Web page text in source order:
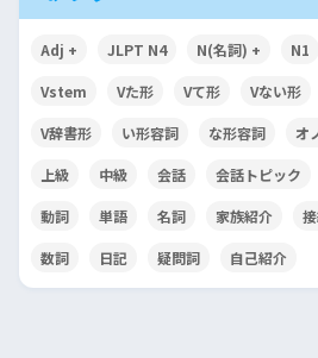
Adj + JLPT N4 N(名詞) + N1
Vstem Vた形 Vて形 Vない形
V辞書形 い形容詞 な形容詞 オ
上級 中級 会話 会話トピック
動詞 単語 名詞 家族紹介
数詞 日記 疑問詞 自己紹介